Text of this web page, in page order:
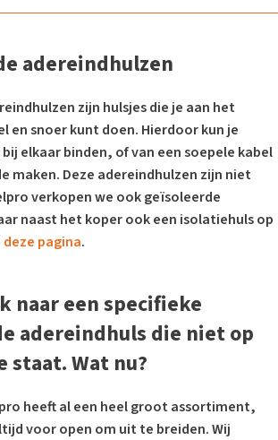
adereindhulzen
zijn hulsjes die je aan het
en snoer kunt doen. Hierdoor kun je
elkaar binden, of van een soepele kabel
maken. Deze adereindhulzen zijn niet
verkopen we ook geïsoleerde
naast het koper ook een isolatiehuls op
deze pagina.
naar een specifieke
adereindhuls die niet op
Wat nu?
heeft al een heel groot assortiment,
voor open om uit te breiden. Wij